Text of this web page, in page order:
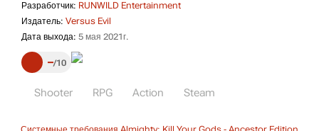
Разработчик: RUNWILD Entertainment
Издатель: Versus Evil
Дата выхода: 5 мая 2021г.
– 10
Shooter RPG Action Steam